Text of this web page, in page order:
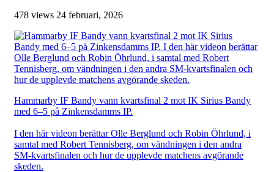
478 views 24 februari, 2026
Hammarby IF Bandy vann kvartsfinal 2 mot IK Sirius Bandy
med 6–5 på Zinkensdamms IP.
I den här videon berättar Olle Berglund och Robin Öhrlund, i
samtal med Robert Tennisberg, om vändningen i den andra
SM-kvartsfinalen och hur de upplevde matchens avgörande
skeden.